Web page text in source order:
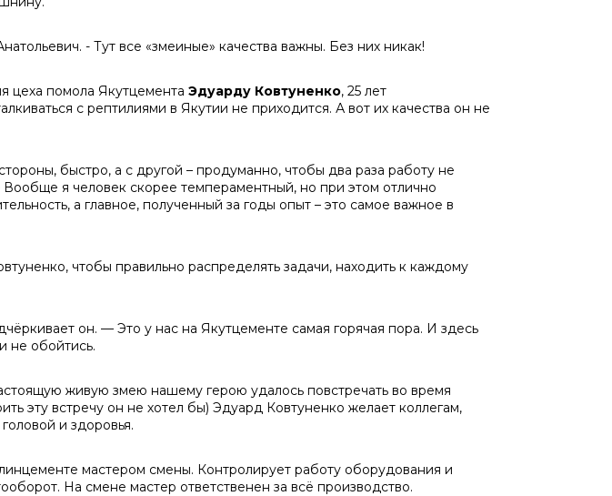
- Тут все «змеиные» качества важны. Без них никак!
цеха помола Якутцемента Эдуарду Ковтуненко, 25 лет
с рептилиями в Якутии не приходится. А вот их качества он не
быстро, а с другой – продуманно, чтобы два раза работу не
Вообще я человек скорее темпераментный, но при этом отлично
а главное, полученный за годы опыт – это самое важное в
чтобы правильно распределять задачи, находить к каждому
он. — Это у нас на Якутцементе самая горячая пора. И здесь
не обойтись.
живую змею нашему герою удалось повстречать во время
эту встречу он не хотел бы) Эдуард Ковтуненко желает коллегам,
и здоровья.
мастером смены. Контролирует работу оборудования и
На смене мастер ответственен за всё производство.